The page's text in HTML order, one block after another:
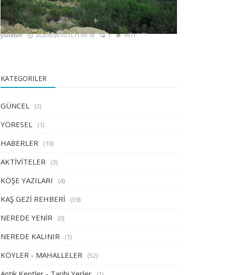
Kaş Gömbe Mahallesi - Gömbe Yaylası -
Hakkında Her şey
yonetim 2020/05/01UTC11:09:18 1 9971
KATEGORILER
GÜNCEL (3)
YÖRESEL (1)
HABERLER (10)
AKTİVİTELER (3)
KÖŞE YAZILARI (4)
KAŞ GEZİ REHBERİ (59)
NEREDE YENİR (0)
NEREDE KALINIR (1)
KÖYLER - MAHALLELER (52)